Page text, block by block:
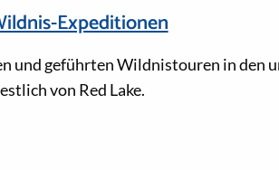
Expeditionen
und geführten Wildnistouren in den
von Red Lake.